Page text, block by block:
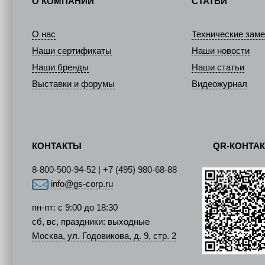
О нас
Наши сертификаты
Наши бренды
Выставки и форумы
Технические
Наши новости
Наши статьи
Видеожурнал
КОНТАКТЫ
8-800-500-94-52 | +7 (495) 980-68-88
info@gs-corp.ru
пн-пт: с 9:00 до 18:30
сб, вс, праздники: выходные
Москва, ул. Годовикова, д. 9, стр. 2
QR-